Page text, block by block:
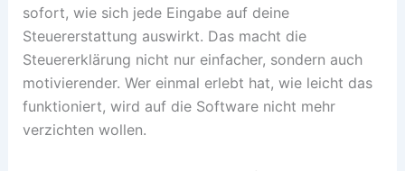
sofort, wie sich jede Eingabe auf deine
Steuererstattung auswirkt. Das macht die
Steuererklärung nicht nur einfacher, sondern auch
motivierender. Wer einmal erlebt hat, wie leicht das
funktioniert, wird auf die Software nicht mehr
verzichten wollen.